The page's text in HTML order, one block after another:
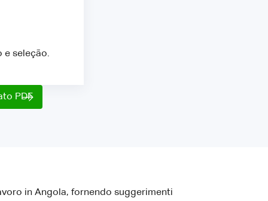
e seleção.
PDF
in Angola, fornendo suggerimenti